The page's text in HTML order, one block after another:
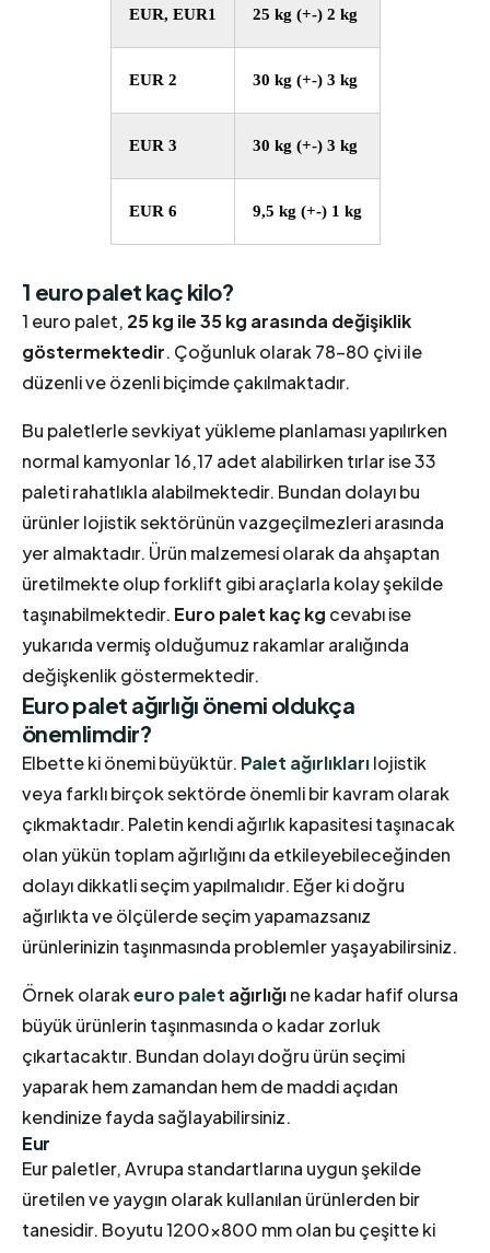
EUR, EUR1 25 kg (+-) 2 kg
EUR 2 30 kg (+-) 3 kg
EUR 3 30 kg (+-) 3 kg
EUR 6 9,5 kg (+-) 1 kg
1 euro palet kaç kilo?
1 euro palet, 25 kg ile 35 kg arasında değişiklik
göstermektedir. Çoğunluk olarak 78-80 çivi ile
düzenli ve özenli biçimde çakılmaktadır.
Bu paletlerle sevkiyat yükleme planlaması yapılırken
normal kamyonlar 16,17 adet alabilirken tırlar ise 33
paleti rahatlıkla alabilmektedir. Bundan dolayı bu
ürünler lojistik sektörünün vazgeçilmezleri arasında
yer almaktadır. Ürün malzemesi olarak da ahşaptan
üretilmekte olup forklift gibi araçlarla kolay şekilde
taşınabilmektedir. Euro palet kaç kg cevabı ise
yukarıda vermiş olduğumuz rakamlar aralığında
değişkenlik göstermektedir.
Euro palet ağırlığı önemi oldukça
önemlimdir?
Elbette ki önemi büyüktür. Palet ağırlıklarılojistik
veya farklı birçok sektörde önemli bir kavram olarak
çıkmaktadır. Paletin kendi ağırlık kapasitesi taşınacak
olan yükün toplam ağırlığını da etkileyebileceğinden
dolayı dikkatli seçim yapılmalıdır. Eğer ki doğru
ağırlıkta ve ölçülerde seçim yapamazsanız
ürünlerinizin taşınmasında problemler yaşayabilirsiniz.
Örnek olarakeuro palet ağırlığıne kadar hafif olursa
büyük ürünlerin taşınmasında o kadar zorluk
çıkartacaktır. Bundan dolayı doğru ürün seçimi
yaparak hem zamandan hem de maddi açıdan
kendinize fayda sağlayabilirsiniz.
Eur
Eur paletler, Avrupa standartlarına uygun şekilde
üretilen ve yaygın olarak kullanılan ürünlerden bir
tanesidir. Boyutu 1200×800 mm olan bu çeşitte ki